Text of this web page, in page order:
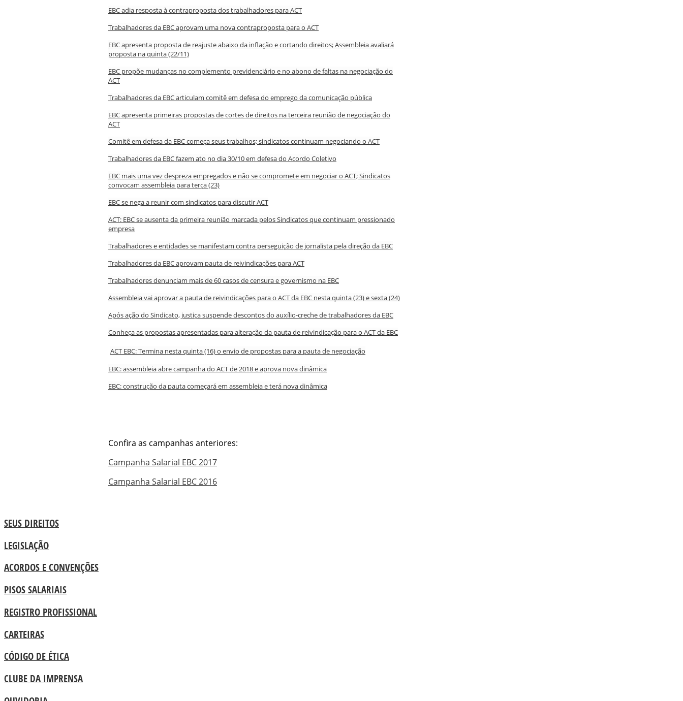
EBC adia resposta à contraproposta dos trabalhadores para ACT
Trabalhadores da EBC aprovam uma nova contraproposta para o ACT
EBC apresenta proposta de reajuste abaixo da inflação e cortando direitos; Assembleia avaliará
proposta na quinta (22/11)
EBC propõe mudanças no complemento previdenciário e no abono de faltas na negociação do
ACT
Trabalhadores da EBC articulam comitê em defesa do emprego da comunicação pública
EBC apresenta primeiras propostas de cortes de direitos na terceira reunião de negociação do
ACT
Comitê em defesa da EBC começa seus trabalhos; sindicatos continuam negociando o ACT
Trabalhadores da EBC fazem ato no dia 30/10 em defesa do Acordo Coletivo
EBC mais uma vez despreza empregados e não se compromete em negociar o ACT; Sindicatos
convocam assembleia para terça (23)
EBC se nega a reunir com sindicatos para discutir ACT
ACT: EBC se ausenta da primeira reunião marcada pelos Sindicatos que continuam pressionado
empresa
Trabalhadores e entidades se manifestam contra perseguição de jornalista pela direção da EBC
Trabalhadores da EBC aprovam pauta de reivindicações para ACT
Trabalhadores denunciam mais de 60 casos de censura e governismo na EBC
Assembleia vai aprovar a pauta de reivindicações para o ACT da EBC nesta quinta (23) e sexta (24)
Após ação do Sindicato, justiça suspende descontos do auxílio-creche de trabalhadores da EBC
Conheça as propostas apresentadas para alteração da pauta de reivindicação para o ACT da EBC
ACT EBC: Termina nesta quinta (16) o envio de propostas para a pauta de negociação
EBC: assembleia abre campanha do ACT de 2018 e aprova nova dinâmica
EBC: construção da pauta começará em assembleia e terá nova dinâmica
Confira as campanhas anteriores:
Campanha Salarial EBC 2017
Campanha Salarial EBC 2016
SEUS DIREITOS
LEGISLAÇÃO
ACORDOS E CONVENÇÕES
PISOS SALARIAIS
REGISTRO PROFISSIONAL
CARTEIRAS
CÓDIGO DE ÉTICA
CLUBE DA IMPRENSA